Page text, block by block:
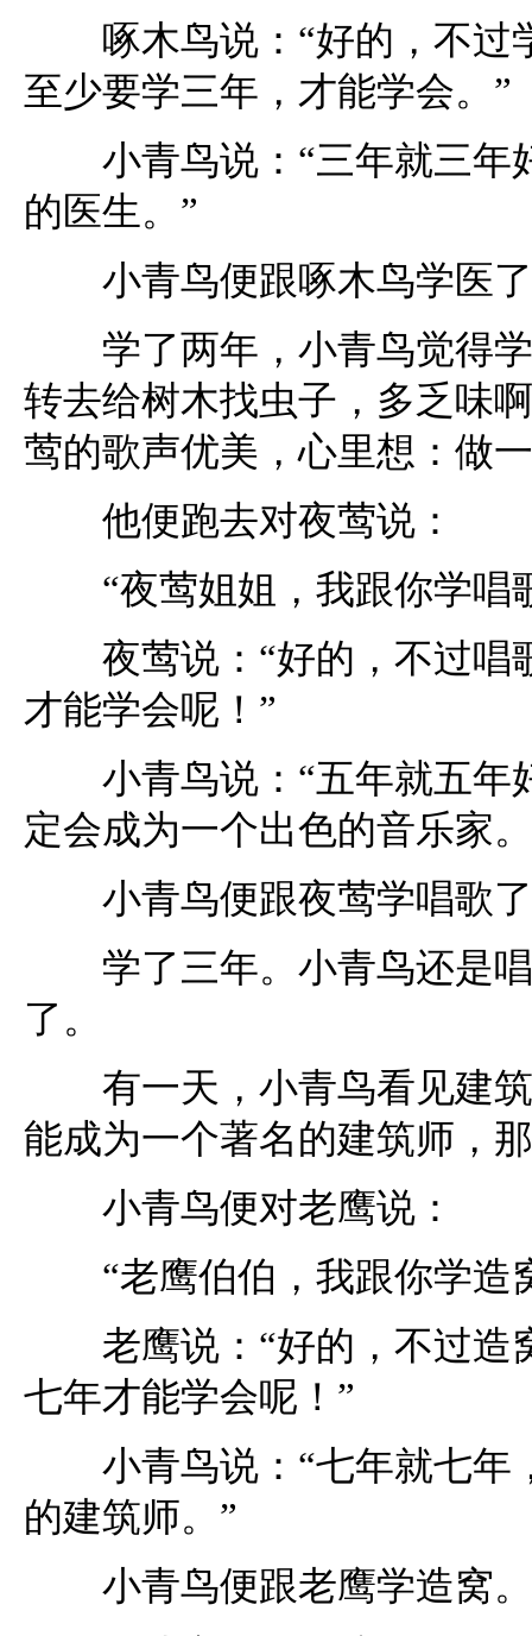
啄木鸟说：“好的，不过
至少要学三年，才能学会。”
小青鸟说：“三年就三年
的医生。”
小青鸟便跟啄木鸟学医
学了两年，小青鸟觉得学
转去给树木找虫子，多乏味
莺的歌声优美，心里想：做
他便跑去对夜莺说：
“夜莺姐姐，我跟你学唱
夜莺说：“好的，不过唱
才能学会呢！”
小青鸟说：“五年就五年
定会成为一个出色的音乐家
小青鸟便跟夜莺学唱歌
学了三年。小青鸟还是唱
了。
有一天，小青鸟看见建筑
能成为一个著名的建筑师，
小青鸟便对老鹰说：
“老鹰伯伯，我跟你学造
老鹰说：“好的，不过造
七年才能学会呢！”
小青鸟说：“七年就七年
的建筑师。”
小青鸟便跟老鹰学造窝。